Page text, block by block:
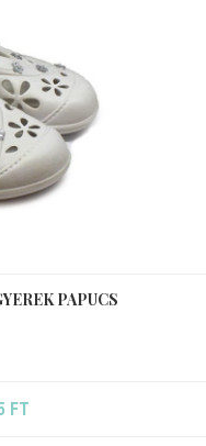
PAPUCS
FT